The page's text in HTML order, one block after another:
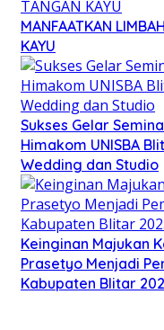
MANFAATKAN
KAYU
Sukses Gelar
Himakom UNISBA
Wedding dan Studio
Keinginan Majukan
Prasetyo Menjadi
Kabupaten Blitar